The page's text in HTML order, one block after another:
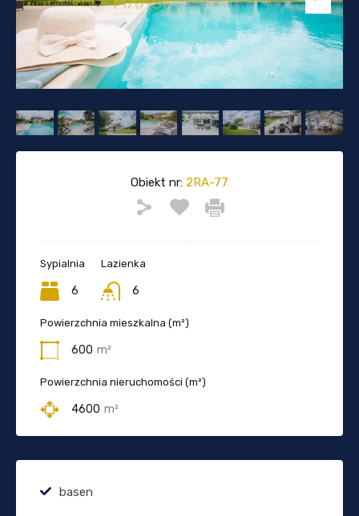
Obiekt nr: 2RA-77
Sypialnia
6
Lazienka
6
Powierzchnia mieszkalna (m²)
600 m²
Powierzchnia nieruchomości (m²)
4600 m²
basen